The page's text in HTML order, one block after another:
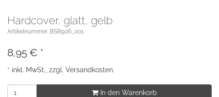
Hardcover, glatt, gelb
Artikelnummer: BSB906_001
8,95 € *
* inkl. MwSt., zzgl. Versandkosten.
In den Warenkorb